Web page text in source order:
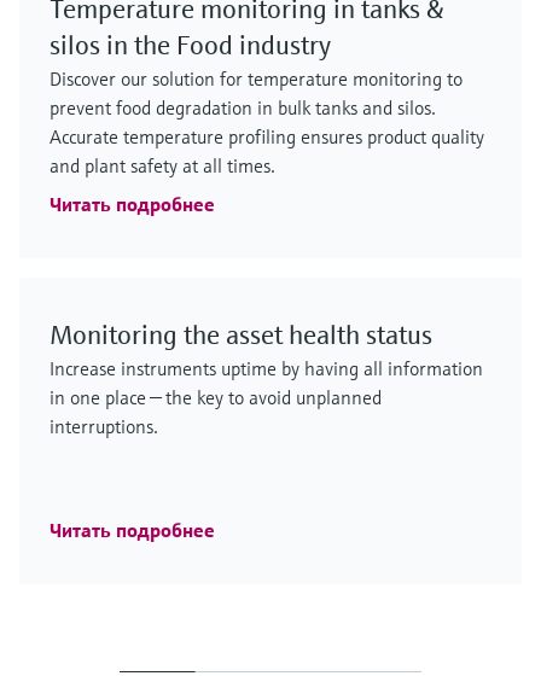
Temperature monitoring in tanks &
silos in the Food industry
Discover our solution for temperature monitoring to
prevent food degradation in bulk tanks and silos.
Accurate temperature profiling ensures product quality
and plant safety at all times.
Читать подробнее
Monitoring the asset health status
Increase instruments uptime by having all information
in one place — the key to avoid unplanned
interruptions.
Читать подробнее